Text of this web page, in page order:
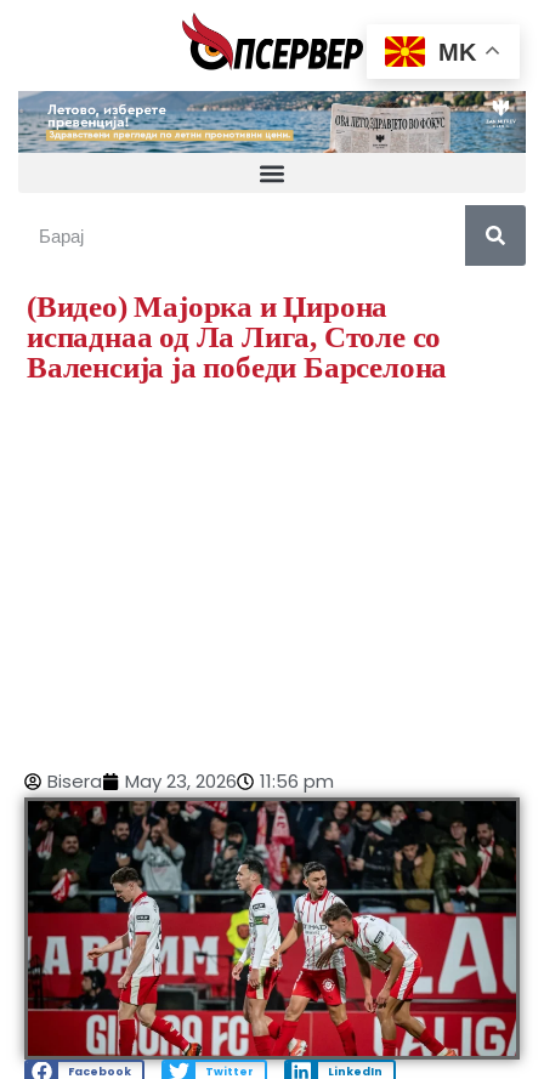
(Видео) Мајорка и Џирона
испаднаа од Ла Лига, Столе со
Валенсија ја победи Барселона
Bisera May 23, 2026 11:56 pm
Facebook Twitter LinkedIn
MK